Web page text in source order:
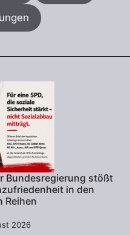
Bundesregierung stößt
in den
Reihen
2026